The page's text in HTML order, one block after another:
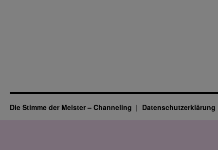
Die Stimme der Meister – Channeling Datenschutz­erklärung